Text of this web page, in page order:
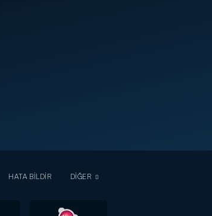
HATA BİLDİR DİĞER